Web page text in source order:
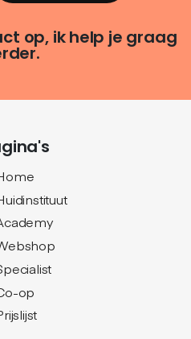
op, ik help je graag
op